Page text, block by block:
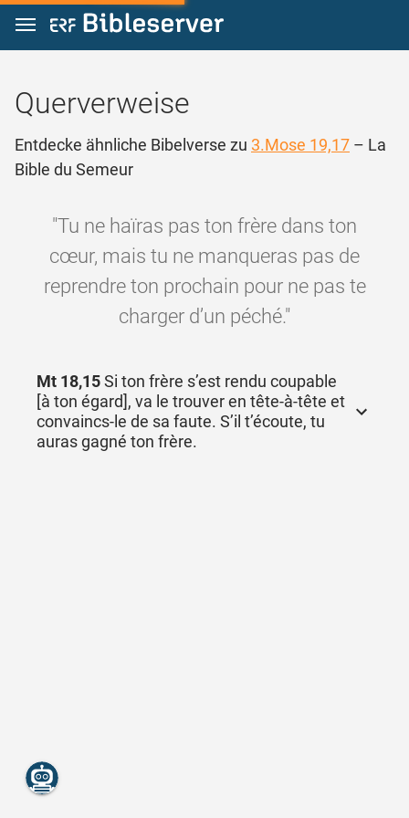
Zum Inhalt springen
Querverweise
Entdecke ähnliche Bibelverse zu 3.Mose 19,17 – La
Bible du Semeur
"Tu ne haïras pas ton frère dans ton
cœur, mais tu ne manqueras pas de
reprendre ton prochain pour ne pas te
charger d’un péché."
Mt 18,15Si ton frère s’est rendu coupable
[à ton égard], va le trouver en tête-à-tête et
convaincs-le de sa faute. S’il t’écoute, tu
auras gagné ton frère.